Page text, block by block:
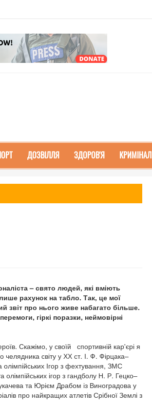
ДОЗВІЛЛЯ ЗДОРОВ'Я КРИМІНАЛ
– свято людей, які вміють
рахунок на табло. Так, це мої
звіт про нього живе набагато більше.
гіркі поразки, неймовірні
Скажімо, у своїй спортивній кар'єрі я
челядника світу у ХХ ст. І. Ф. Фірцака–
олімпійських Ігор з фехтування, ЗМС
ігор з гандболу Н. Р. Гецко–
та Юрієм Драбом із Виноградова у
про найкращих атлетів Срібної Землі з